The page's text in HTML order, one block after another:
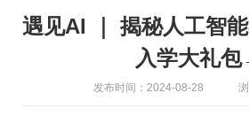
遇见AI ｜ 揭秘人工智
入学大礼
发布时间：2024-08-28